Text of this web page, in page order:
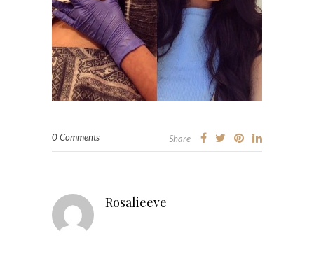
0 Comments Share
Rosalieeve